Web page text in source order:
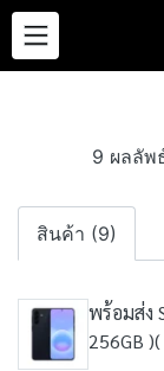
9 ผลลัพ
สินค้า (9)
พร้อมส่ง
256GB